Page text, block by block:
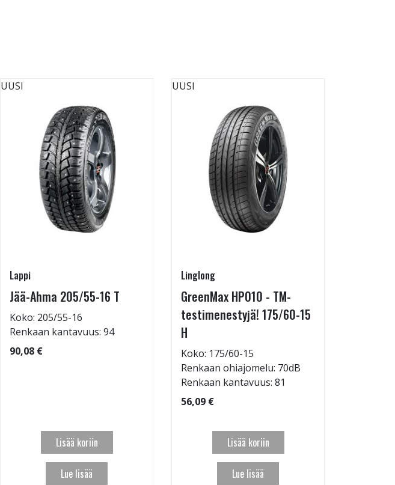
UUSI
Lappi
Jää-Ahma 205/55-16 T
Koko: 205/55-16
Renkaan kantavuus: 94
90,08 €
Lisää koriin
Lue lisää
UUSI
Linglong
GreenMax HP010 - TM-
testimenestyjä! 175/60-15
H
Koko: 175/60-15
Renkaan ohiajomelu: 70dB
Renkaan kantavuus: 81
56,09 €
Lisää koriin
Lue lisää